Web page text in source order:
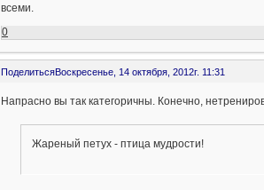
всеми.
0
ПоделитьсяВоскресенье, 14 октября, 2012г. 11:31
Напрасно вы так категоричны. Конечно,
Жареный петух - птица мудрости!